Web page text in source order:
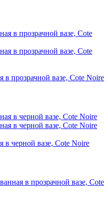
в прозрачной вазе, Cote Noire
в черной вазе, Cote Noire